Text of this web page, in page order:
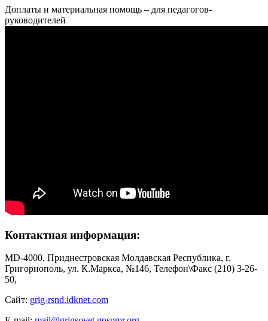
Доплаты и материальная помощь – для педагогов-
руководителей
Контактная информация:
MD-4000, Приднестровская Молдавская Республика, г.
Григориополь, ул. К.Маркса, №146, Телефон\Факс (210) 3-26-
50,
Сайт: grig-rsnd.idknet.com